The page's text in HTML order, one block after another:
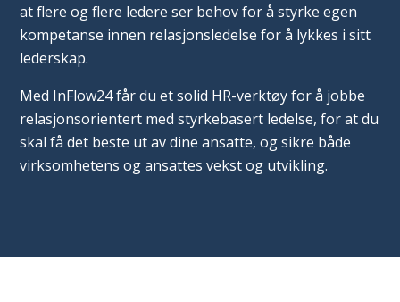
at flere og flere ledere ser behov for å styrke egen
kompetanse innen relasjonsledelse for å lykkes i sitt
lederskap.
Med InFlow24 får du et solid HR-verktøy for å jobbe
relasjonsorientert med styrkebasert ledelse, for at du
skal få det beste ut av dine ansatte, og sikre både
virksomhetens og ansattes vekst og utvikling.